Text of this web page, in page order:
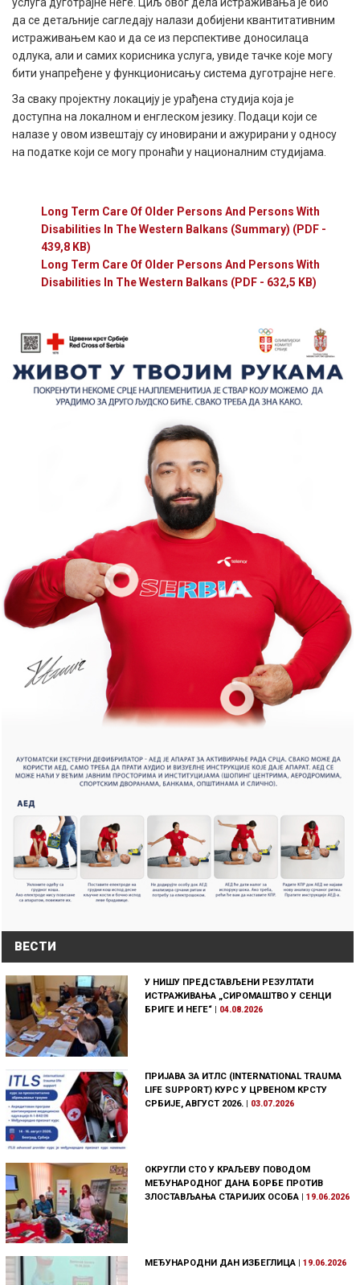
да се детаљније сагледају налази добијени квантитативним
истраживањем као и да се из перспективе доносилаца
одлука, али и самих корисника услуга, увиде тачке које могу
бити унапређене у функционисању система дуготрајне неге.
За сваку пројектну локацију је урађена студија која је
доступна на локалном и енглеском језику. Подаци који се
налазе у овом извештају су иновирани и ажурирани у односу
на податке који се могу пронаћи у националним студијама.
Long Term Care Of Older Persons And Persons With
Disabilities In The Western Balkans (Summary) (PDF -
439,8 KB)
Long Term Care Of Older Persons And Persons With
Disabilities In The Western Balkans (PDF - 632,5 KB)
ВЕСТИ
У НИШУ ПРЕДСТАВЉЕНИ РЕЗУЛТАТИ
ИСТРАЖИВАЊА „СИРОМАШТВО У СЕНЦИ
БРИГЕ И НЕГЕ“
04.08.2026
ПРИЈАВА ЗА ИТЛС (INTERNATIONAL TRAUMA
LIFE SUPPORT) КУРС У ЦРВЕНОМ КРСТУ
СРБИЈЕ, АВГУСТ 2026. | 03.07.2026
ОКРУГЛИ СТО У КРАЉЕВУ ПОВОДОМ
МЕЂУНАРОДНОГ ДАНА БОРБЕ ПРОТИВ
ЗЛОСТАВЉАЊА СТАРИЈИХ ОСОБА |19.06.2026
МЕЂУНАРОДНИ ДАН ИЗБЕГЛИЦА |19.06.2026